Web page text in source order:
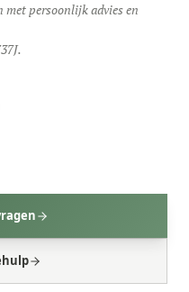
met persoonlijk advies en